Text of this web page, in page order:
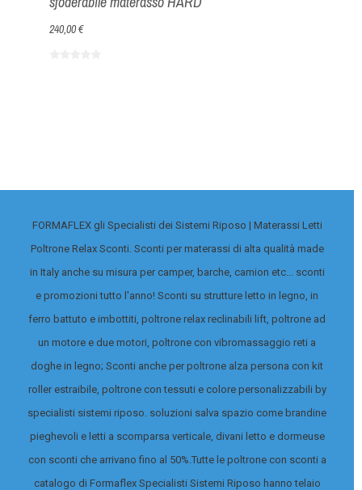
240,00 €
FORMAFLEX gli Specialisti dei Sistemi Riposo | Materassi Letti
Poltrone Relax Sconti. Sconti per materassi di alta qualità made
in Italy anche su misura per camper, barche, camion etc... sconti
e promozioni tutto l'anno! Sconti su strutture letto in legno, in
ferro battuto e imbottiti, poltrone relax reclinabili lift, poltrone ad
un motore e due motori, poltrone con vibromassaggio reti a
doghe in legno; Sconti anche per poltrone alza persona con kit
roller estraibile, poltrone con tessuti e colore personalizzabili by
specialisti sistemi riposo. soluzioni salva spazio come brandine
pieghevoli e letti a scomparsa verticale, divani letto e dormeuse
con sconti che arrivano fino al 50%. Tutte le poltrone con sconti a
catalogo di Formaflex Specialisti Sistemi Riposo hanno telaio